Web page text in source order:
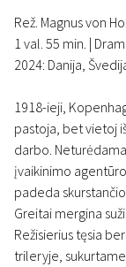
Rež. Magnus von
1 val. 55 min. |
2024: Danija,
1918-ieji,
pastoja, bet vietoj
darbo.
įvaikinimo
padeda
Greitai mergina
Režisierius tęsia
trileryje,